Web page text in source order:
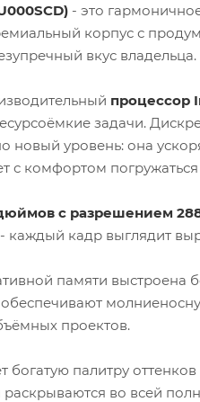
- это
корпус с
вкус владельца.
процессор
задачи.
новый уровень: она
с комфортом
с разрешением
каждый кадр выглядит
памяти выстроена
обеспечивают
проектов.
богатую палитру
во всей